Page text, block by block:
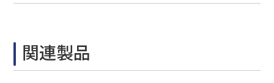
関連製品